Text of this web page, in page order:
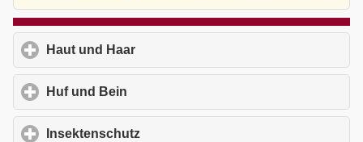
Haut und Haar
Huf und Bein
Insektenschutz